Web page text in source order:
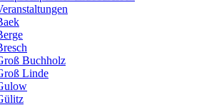
Buchholz
Linde